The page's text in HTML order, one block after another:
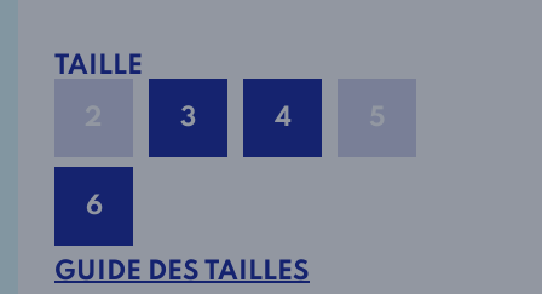
TAILLE
2
3 4 5
6
GUIDE DES TAILLES